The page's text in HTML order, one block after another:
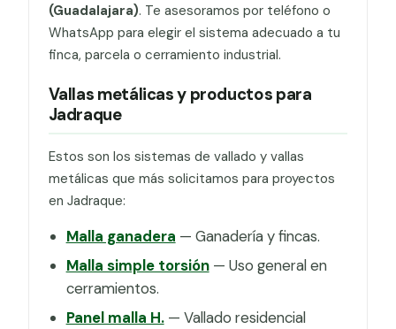
(Guadalajara). Te asesoramos por teléfono o
WhatsApp para elegir el sistema adecuado a tu
finca, parcela o cerramiento industrial.
Vallas metálicas y productos para
Jadraque
Estos son los sistemas de vallado y vallas
metálicas que más solicitamos para proyectos
en Jadraque:
Malla ganadera — Ganadería y fincas.
Malla simple torsión— Uso general en
cerramientos.
Panel malla H.— Vallado residencial